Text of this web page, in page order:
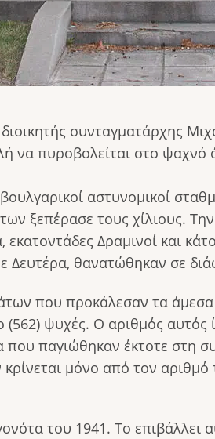
συνταγματάρχης
να πυροβολείται στο
αστυνομικοί
ξεπέρασε τους χίλιους. Την
Δραμινοί και
Δευτέρα, θανατώθηκαν σε
που προκάλεσαν τα
ψυχές. Ο αριθμός αυτός
παγιώθηκαν έκτοτε στη
μόνο από τον
του 1941. Το